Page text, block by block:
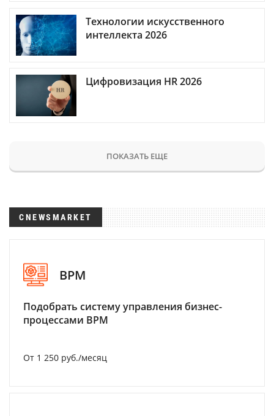
Технологии искусственного
интеллекта 2026
Цифровизация HR 2026
ПОКАЗАТЬ ЕЩЕ
CNEWSMARKET
BPM
Подобрать систему управления бизнес-
процессами BPM
От 1 250 руб./месяц